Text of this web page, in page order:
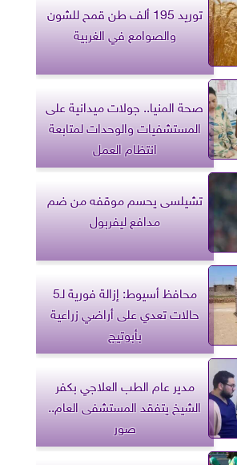
توريد 195 ألف طن قمح للشون
والصوامع في الغربية
صحة المنيا.. جولات ميدانية على
المستشفيات والوحدات لمتابعة
انتظام العمل
تشيلسى يحسم موقفه من ضم
مدافع ليفربول
محافظ أسيوط: إزالة فورية لـ5
حالات تعدي على أراضي زراعية
بأبوتيج
مدير عام الطب العلاجي بكفر
الشيخ يتفقد المستشفى العام..
صور